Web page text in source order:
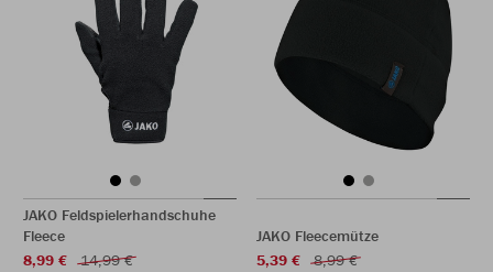
JAKO Feldspielerhandschuhe
Fleece
8,99 €
14,99 €
JAKO Fleecemütze
5,39 €
8,99 €